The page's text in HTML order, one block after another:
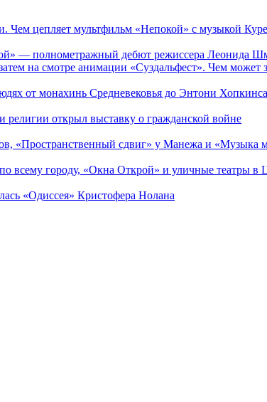
Чем цепляет мультфильм «Непокой» с музыкой
— полнометражный дебют режиссера Леонида
на смотре анимации «Суздальфест». Чем
от монахинь Средневековья до Энтони Хопкинса
религии открыл выставку о гражданской войне
«Пространственный сдвиг» у Манежа и «Музыка
всему городу, «Окна Открой» и уличные театры
«Одиссея» Кристофера Нолана